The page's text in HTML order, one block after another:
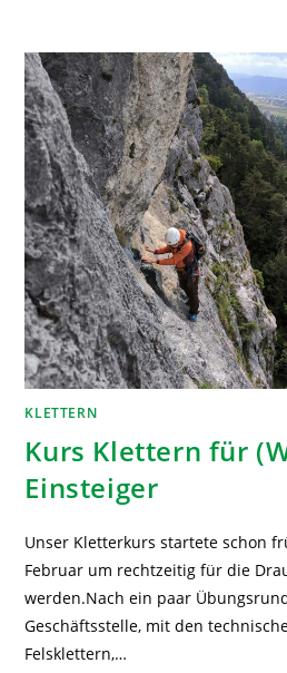
KLETTERN
Kurs Klettern für
Einsteiger
Unser Kletterkurs startete schon
Februar um rechtzeitig für die
werden.Nach ein paar
Geschäftsstelle, mit den
Felsklettern,…